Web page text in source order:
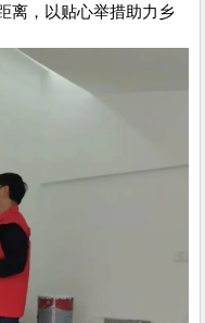
离，以贴心举措助力乡